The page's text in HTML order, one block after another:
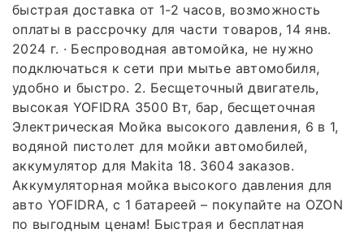
быстрая доставка от 1-2 часов, возможность
оплаты в рассрочку для части товаров, 14 янв.
2024 г. · Беспроводная автомойка, не нужно
подключаться к сети при мытье автомобиля,
удобно и быстро. 2. Бесщеточный двигатель,
высокая YOFIDRA 3500 Вт, бар, бесщеточная
Электрическая Мойка высокого давления, 6 в 1,
водяной пистолет для мойки автомобилей,
аккумулятор для Makita 18. 3604 заказов.
Аккумуляторная мойка высокого давления для
авто YOFIDRA, с 1 батареей – покупайте на OZON
по выгодным ценам! Быстрая и бесплатная